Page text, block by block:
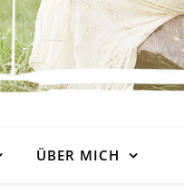
ÜBER MICH